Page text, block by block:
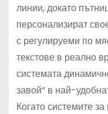
линии, докато
персонализират
с регулируеми по
текстове в реално
системата
завой“ в най-
Когато системите